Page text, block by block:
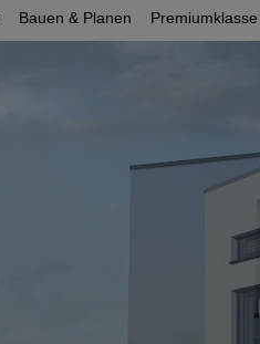
Bauen & Planen Premiumklasse